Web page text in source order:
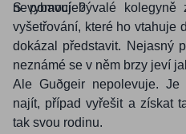
nevybavuje?
S pomocí bývalé
vyšetřování, které ho vtahuje
dokázal představit. Nejasný
neznámé se v něm brzy jeví
Ale Guðgeir nepolevuje. Je
najít, případ vyřešit a získat
tak svou rodinu.